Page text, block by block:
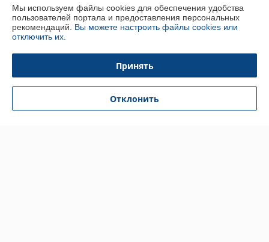
Полная версия сайта
Сайт создан на платформе Deal.by
Мы используем файлы cookies для обеспечения удобства
пользователей портала и предоставления персональных
рекомендаций. Вы можете настроить файлы cookies или
отключить их.
Принять
Отклонить